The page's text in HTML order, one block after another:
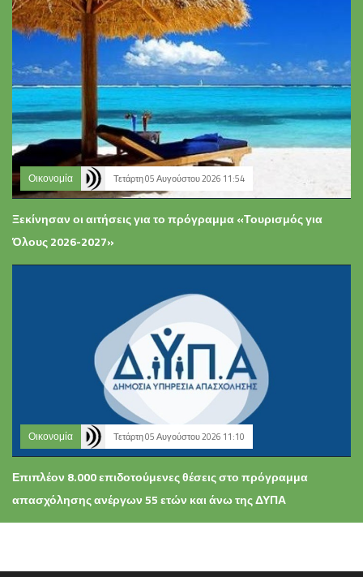
Οικονομία Τετάρτη 05 Αυγούστου 2026 11:54
Ξεκίνησαν οι αιτήσεις για το πρόγραμμα «Τουρισμός για
Όλους 2026-2027»
Οικονομία Τετάρτη 05 Αυγούστου 2026 11:10
Επιπλέον 8.000 επιδοτούμενες θέσεις στο πρόγραμμα
απασχόλησης ανέργων 55 ετών και άνω της ΔΥΠΑ